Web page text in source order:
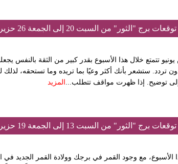
توقعات برج "الثور" من السبت 20 إلى الجمعة 26 حزيران 2026
تتمتع خلال هذا الأسبوع بقدر كبير من الثقة بالنفس
تردد. ستشعر بأنك أكثر وعيًا بما تريده وما تستحقه، لذلك
إلى توضيح. إذا ظهرت مواقف تتطلب...
المزيد
توقعات برج "الثور" من السبت 13 إلى الجمعة 19 حزيران 2026
الأسبوع، مع وجود القمر في برجك وولادة القمر الجديد في